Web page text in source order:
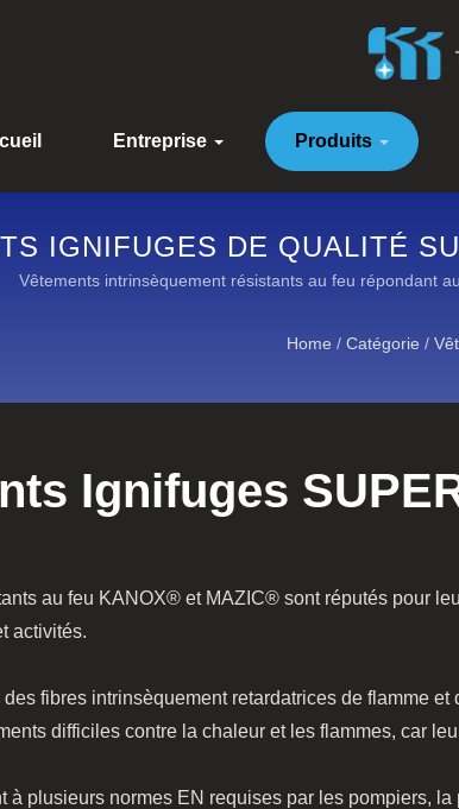
Entreprise Produits
IGNIFUGES DE QUALITÉ
Vêtements intrinsèquement résistants au feu répondant
Home / Catégorie /
Ignifuges
au feu KANOX® et MAZIC® sont réputés pour
activités.
fibres intrinsèquement retardatrices de flamme
difficiles contre la chaleur et les flammes, car
à plusieurs normes EN requises par les pompiers,